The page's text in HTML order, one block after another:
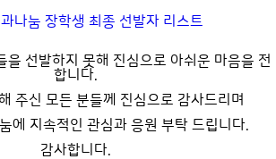
나눔 장학생 최종 선발자 리스트
을 선발하지 못해 진심으로 아쉬운 마음을 전
합니다.
주신 모든 분들께 진심으로 감사드리며
에 지속적인 관심과 응원 부탁 드립니다.
감사합니다.